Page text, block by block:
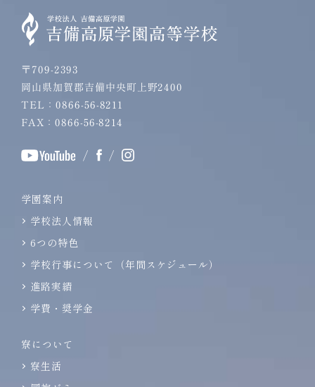
〒709-2393
岡山県加賀郡吉備中央町上野2400
TEL：0866-56-8211
FAX：0866-56-8214
/ /
学園案内
学校法人情報
6つの特色
学校行事について（年間スケジュール）
進路実績
学費・奨学金
寮について
寮生活